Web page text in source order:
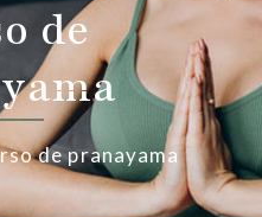
de
de pranayama